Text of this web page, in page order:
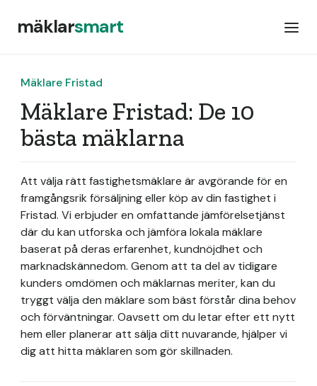
mäklarsmart
Mäklare Fristad
Mäklare Fristad: De 10
bästa mäklarna
Att välja rätt fastighetsmäklare är avgörande för en
framgångsrik försäljning eller köp av din fastighet i
Fristad. Vi erbjuder en omfattande jämförelsetjänst
där du kan utforska och jämföra lokala mäklare
baserat på deras erfarenhet, kundnöjdhet och
marknadskännedom. Genom att ta del av tidigare
kunders omdömen och mäklarnas meriter, kan du
tryggt välja den mäklare som bäst förstår dina behov
och förväntningar. Oavsett om du letar efter ett nytt
hem eller planerar att sälja ditt nuvarande, hjälper vi
dig att hitta mäklaren som gör skillnaden.